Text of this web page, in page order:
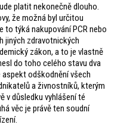
platit nekonečně dlouho.
že možná byl určitou
to týká nakupování PCR nebo
jiných zdravotnických
zákon, a to je vlastně
do toho celého stavu dva
odškodnění všech
a živnostníků, kterým
v důsledku vyhlášení té
věc je právě ten soudní